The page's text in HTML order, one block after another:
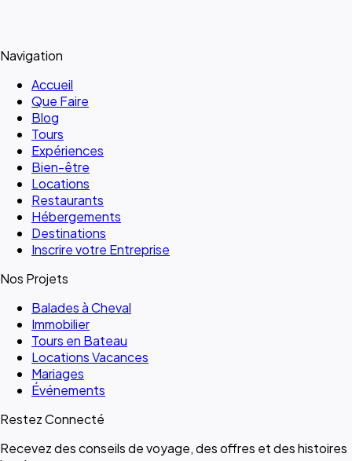
Navigation
Accueil
Que Faire
Blog
Tours
Expériences
Bien-être
Locations
Restaurants
Hébergements
Destinations
Inscrire votre Entreprise
Nos Projets
Balades à Cheval
Immobilier
Tours en Bateau
Locations Vacances
Mariages
Événements
Restez Connecté
Recevez des conseils de voyage, des offres et des histoires